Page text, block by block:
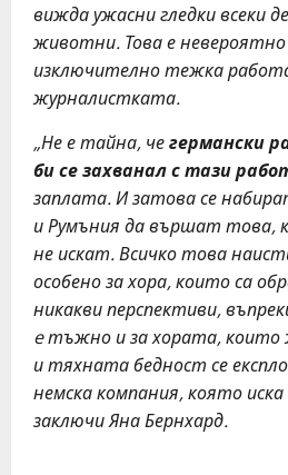
вижда ужасни гледки всеки
животни. Това е невероятно
изключително тежка
журналистката.
„Не е тайна, чегермански
би се захванал с тази
заплата. И затова се
и Румъния да вършат това,
не искат. Всичко това
особено за хора, които са
никакви перспективи,
e тъжно и за хората,
и тяхната бедност се
немска компания, която иска
заключи Яна Бернхард.